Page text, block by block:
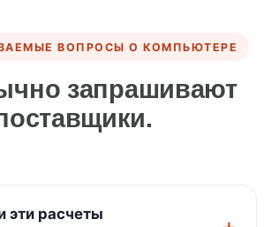
ВОПРОСЫ О КОМПЬЮТЕРЕ
запрашивают
эти расчеты